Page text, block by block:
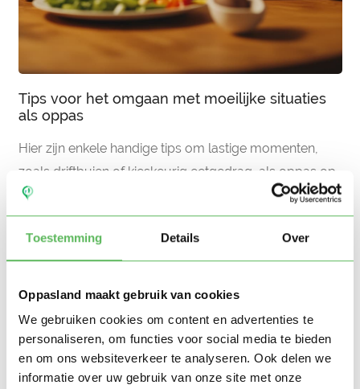
Toestemming Details Over
Oppasland maakt gebruik van cookies
We gebruiken cookies om content en advertenties te
personaliseren, om functies voor social media te bieden
en om ons websiteverkeer te analyseren. Ook delen we
informatie over uw gebruik van onze site met onze
Tips voor het omgaan met moeilijke situaties
als oppas
Hier zijn enkele handige tips om lastige momenten,
zoals driftbuien of kieskeurig eetgedrag, als oppas op
een kalme en effectieve manier te doorstaan.
1. Afleiding is je beste vriend
Een van de makkelijkste manieren om een driftbui te